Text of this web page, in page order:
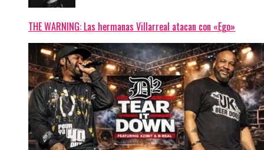
THE WARNING: Las hermanas Villarreal atacan con «Ego»